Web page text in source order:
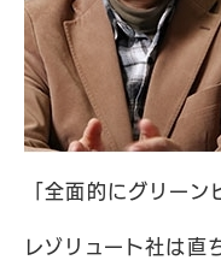
「全面的にグリーン
レゾリュート社は直